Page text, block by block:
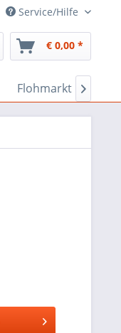
Service/Hilfe
€ 0,00 *
Flohmarkt Bazar
